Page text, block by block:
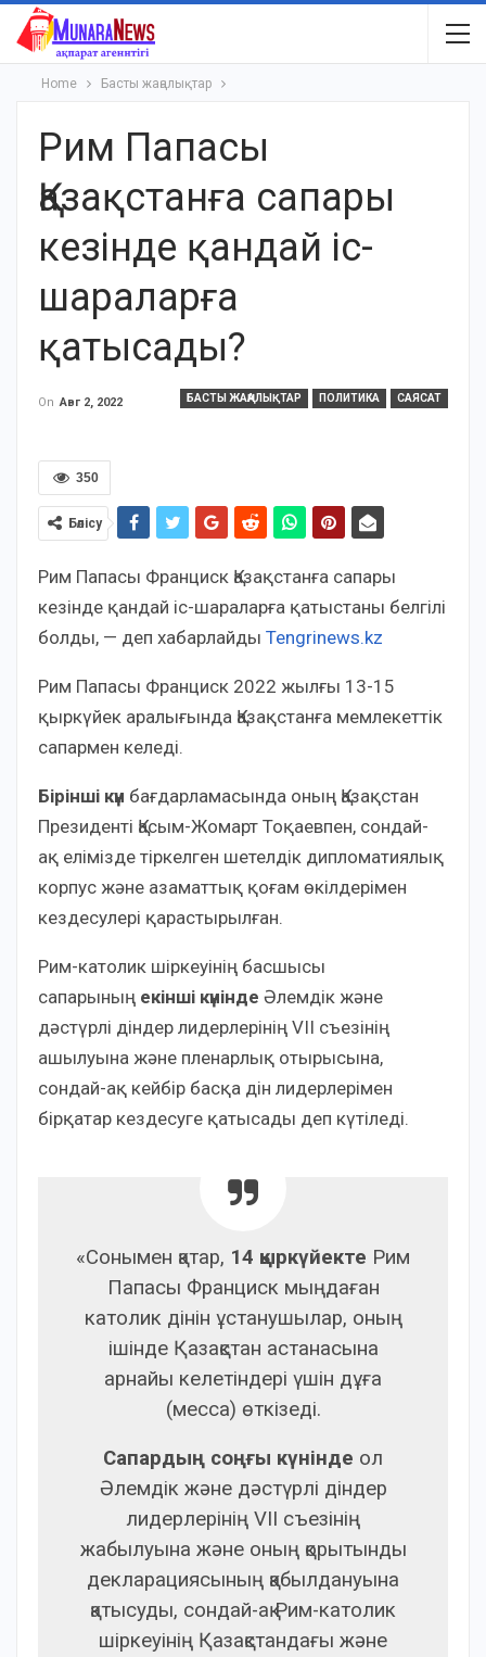
Home Басты жаңалықтар
Рим Папасы
Қазақстанға сапары
кезінде қандай іс-
шараларға
қатысады?
БАСТЫ ЖАҢАЛЫҚТАР ПОЛИТИКА САЯСАТ
On Авг 2, 2022
350
Бөлісу
Рим Папасы Франциск Қазақстанға сапары
кезінде қандай іс-шараларға қатыстаны белгілі
болды, — деп хабарлайды Tengrinews.kz
Рим Папасы Франциск 2022 жылғы 13-15
қыркүйек аралығында Қазақстанға мемлекеттік
сапармен келеді.
Бірінші күн бағдарламасында оның Қазақстан
Президенті Қасым-Жомарт Тоқаевпен, сондай-
ақ елімізде тіркелген шетелдік дипломатиялық
корпус және азаматтық қоғам өкілдерімен
кездесулері қарастырылған.
Рим-католик шіркеуінің басшысы
сапарының екінші күнінде Әлемдік және
дәстүрлі діндер лидерлерінің VII съезінің
ашылуына және пленарлық отырысына,
сондай-ақ кейбір басқа дін лидерлерімен
бірқатар кездесуге қатысады деп күтіледі.
«Сонымен қатар, 14 қыркүйекте Рим
Папасы Франциск мыңдаған
католик дінін ұстанушылар, оның
ішінде Қазақстан астанасына
арнайы келетіндері үшін дұға
(месса) өткізеді.
Сапардың соңғы күнінде ол
Әлемдік және дәстүрлі діндер
лидерлерінің VII съезінің
жабылуына және оның қорытынды
декларациясының қабылдануына
қатысуды, сондай-ақ Рим-католик
шіркеуінің Қазақстандағы және